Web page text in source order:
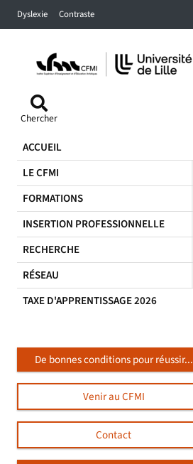
Accéder au menu principal
Accéder à la recherche
Accéder au pied de page
Dyslexie Contraste
Chercher
ACCUEIL
LE CFMI
FORMATIONS
INSERTION PROFESSIONNELLE
RECHERCHE
RÉSEAU
TAXE D'APPRENTISSAGE 2026
De bonnes conditions pour réussir...
Venir au CFMI
Contact